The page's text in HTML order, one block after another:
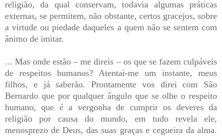
religião, da qual conservam, todavia algumas práticas
externas, se permitem, não obstante, certos gracejos, sobre
a virtude ou piedade daqueles a quem não se sentem com
ânimo de imitar.
... Mas onde estão – me direis – os que se fazem culpáveis
de respeitos humanos? Atentai-me um instante, meus
filhos, e já saberão. Prontamente vos direi com São
Bernardo que por qualquer ângulo que se olhe o respeito
humano, que é a vergonha de cumprir os deveres da
religião por causa do mundo, em tudo revela ele,
menosprezo de Deus, das suas graças e cegueira da alma.